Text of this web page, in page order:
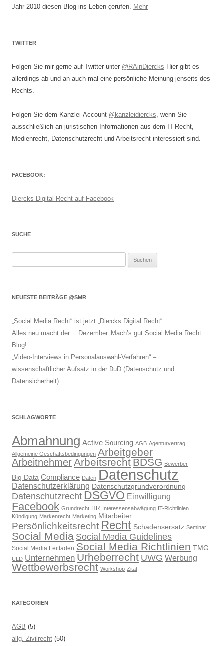
Jahr 2010 diesen Blog ins Leben gerufen. Mehr
TWITTER
Folgen Sie mir gerne auf Twitter unter @RAinDiercks Hier gibt es
allerdings ab und an auch mal eine persönliche Meinung jenseits des
Rechts.
Folgen Sie dem Kanzlei-Account @kanzleidiercks, wenn Sie
ausschließlich an juristischen Informationen aus dem IT-Recht,
Medienrecht, Datenschutzrecht und Arbeitsrecht interessiert sind.
FACEBOOK:
Diercks Digital Recht auf Facebook
SUCHE
NEUESTE BEITRÄGE @SMR
„Social Media Recht“ ist jetzt „Diercks Digital Recht“
Alles neu macht der… Dezember. Mach’s gut Social Media Recht
Blog!
„Video-Interviews in Personalauswahl-Verfahren“ –
wissenschaftlicher Aufsatz in der DuD (Datenschutz und
Datensicherheit)
SCHLAGWORTE
Abmahnung Active Sourcing AGB Agenturvertrag
Allgemeine Geschäftsbedingungen Arbeitgeber
ArbeitnehmerArbeitsrecht BDSG Bewerber
Big Data Compliance Daten Datenschutz
Datenschutzerklärung Datenschutzgrundverordnung
Datenschutzrecht DSGVO Einwilligung
Facebook Grundrecht HR Interessensabwägung IT-Richtlinien
Kündigung Markenrecht Marketing Mitarbeiter
Persönlichkeitsrecht Recht Schadensersatz Seminar
Social Media Social Media Guidelines
Social Media Leitfaden Social Media Richtlinien TMG
ULD Unternehmen Urheberrecht UWG Werbung
Wettbewerbsrecht Workshop Zitat
KATEGORIEN
AGB (5)
allg. Zivilrecht (50)